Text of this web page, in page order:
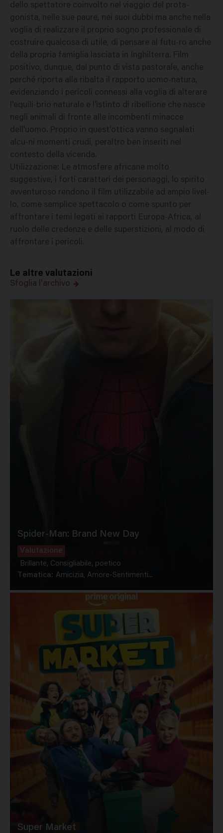
dello spettatore coinvolto nel viaggio del prota-
gonista, nelle sue paure, nei suoi dubbi ma anche nella
voglia di realizzare il proprio sogno professionale di
costruire qualcosa di utile, di pensare al futu-ro anche
della propria famiglia lasciata in Inghilterra. Film
positivo, dunque, dal punto di vista pastorale, anche
perché riporta alla ribalta il rapporto uomo-natura,
evidenziando i pericoli connessi alla voglia di alterare
l'equili-brio naturale e l'istinto di ribellione che nasce
negli animali di fronte alle incombenti minacce
dell'uomo. Proprio in quest'ottica vanno segnalati
alcu-ni momenti crudi, peraltro ben inseriti nel
contesto della vicenda.
Utilizzazione: Le atmosfere africane molto
suggestive, i forti caratteri dei personaggi, lo spirito
avventuroso rendono il film utilizzabile ad ampio livel-
lo, come semplice spettacolo o come spunto per
affrontare i temi legati ai rapporti Europa-Africa, al
ruolo delle credenze e delle superstizioni, al modo di
affrontare i pericoli.
Le altre valutazioni
Sfoglia l'archivo
Spider-Man: Brand New Day
Valutazione
Brillante, Consigliabile, poetico
Tematica: Amicizia, Amore-Sentimenti...
Super Market